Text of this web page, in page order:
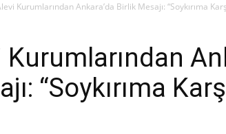
Kurumlarından Ankara’da Birlik Mesajı: “Soykırıma
“Soykırıma